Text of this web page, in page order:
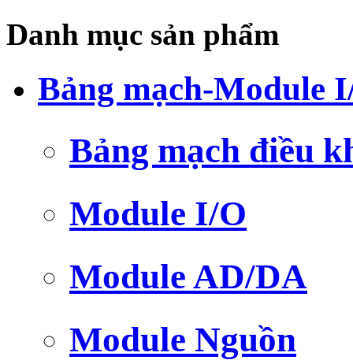
Danh mục sản phẩm
Bảng mạch-Module
Bảng mạch điều
Module I/O
Module AD/DA
Module Nguồn